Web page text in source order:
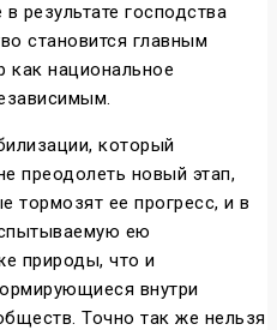
результате господства
становится главным
как национальное
который
преодолеть новый этап,
тормозят ее прогресс, и в
ею
природы, что и
внутри
Точно так же нельзя